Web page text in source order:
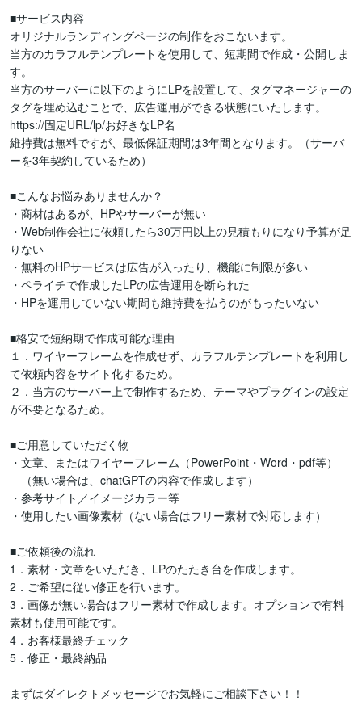
■サービス内容
オリジナルランディングページの制作をおこないます。
当方のカラフルテンプレートを使用して、短期間で作成・公開しま
す。
当方のサーバーに以下のようにLPを設置して、タグマネージャーの
タグを埋め込むことで、広告運用ができる状態にいたします。
https://固定URL/lp/お好きなLP名
維持費は無料ですが、最低保証期間は3年間となります。（サーバ
ーを3年契約しているため）
■こんなお悩みありませんか？
・商材はあるが、HPやサーバーが無い
・Web制作会社に依頼したら30万円以上の見積もりになり予算が足
りない
・無料のHPサービスは広告が入ったり、機能に制限が多い
・ペライチで作成したLPの広告運用を断られた
・HPを運用していない期間も維持費を払うのがもったいない
■格安で短納期で作成可能な理由
１．ワイヤーフレームを作成せず、カラフルテンプレートを利用し
て依頼内容をサイト化するため。
２．当方のサーバー上で制作するため、テーマやプラグインの設定
が不要となるため。
■ご用意していただく物
・文章、またはワイヤーフレーム（PowerPoint・Word・pdf等）
（無い場合は、chatGPTの内容で作成します）
・参考サイト／イメージカラー等
・使用したい画像素材（ない場合はフリー素材で対応します）
■ご依頼後の流れ
1．素材・文章をいただき、LPのたたき台を作成します。
2．ご希望に従い修正を行います。
3．画像が無い場合はフリー素材で作成します。オプションで有料
素材も使用可能です。
4．お客様最終チェック
5．修正・最終納品
まずはダイレクトメッセージでお気軽にご相談下さい！！